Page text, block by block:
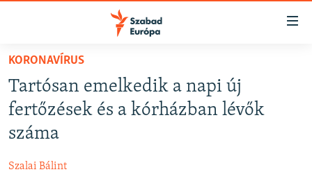
Akadálymentes
Ugrás
oldalra
Ugrás
tartalomjegyzékre
AKTUÁLIS
PODCASTOK
ELEMZŐ
KORONAVÍRUS
Tartósan emelkedik a napi új
fertőzések és a kórházban lévők
száma
Szalai Bálint